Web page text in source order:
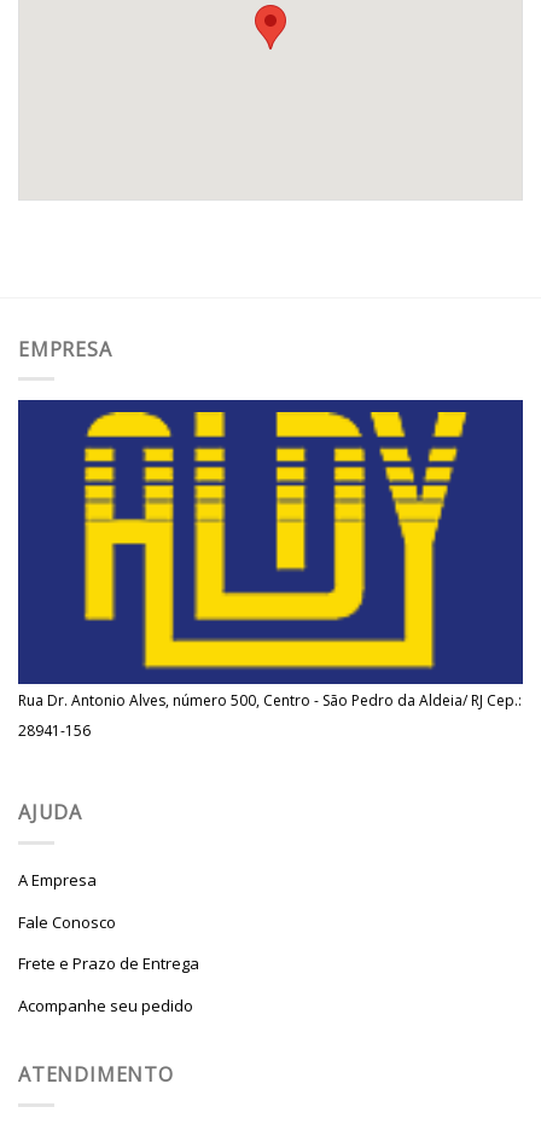
EMPRESA
Rua Dr. Antonio Alves, número 500, Centro - São Pedro da Aldeia/ RJ Cep.:
28941-156
AJUDA
A Empresa
Fale Conosco
Frete e Prazo de Entrega
Acompanhe seu pedido
ATENDIMENTO